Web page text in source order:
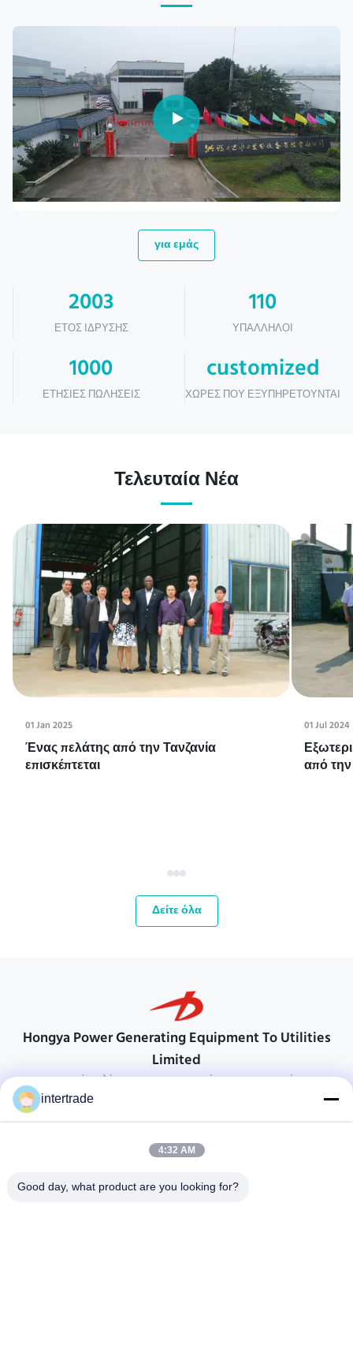
για εμάς
2003
ΈΤΟΣ ΊΔΡΥΣΗΣ
110
ΥΠΆΛΛΗΛΟΙ
1000
ΕΤΉΣΙΕΣ ΠΩΛΉΣΕΙΣ
customized
ΧΏΡΕΣ ΠΟΥ ΕΞΥΠΗΡΕΤΟΎΝΤΑΙ
Τελευταία Νέα
01 Jan 2025
Ένας πελάτης από την Τανζανία
επισκέπτεται
01 Jul 2024
από
Δείτε όλα
Hongya Power Generating Equipment To Utilities
Limited
προσαρμοσμένες λύσεις για να ανταποκρίνονται στις απαιτήσεις των
Χωριό Anxi, πόλη Yuping, νομός Hongya, Κίνα
86-28-37561966-8:00
intertrade
4:32 AM
Good day, what product are you looking for?